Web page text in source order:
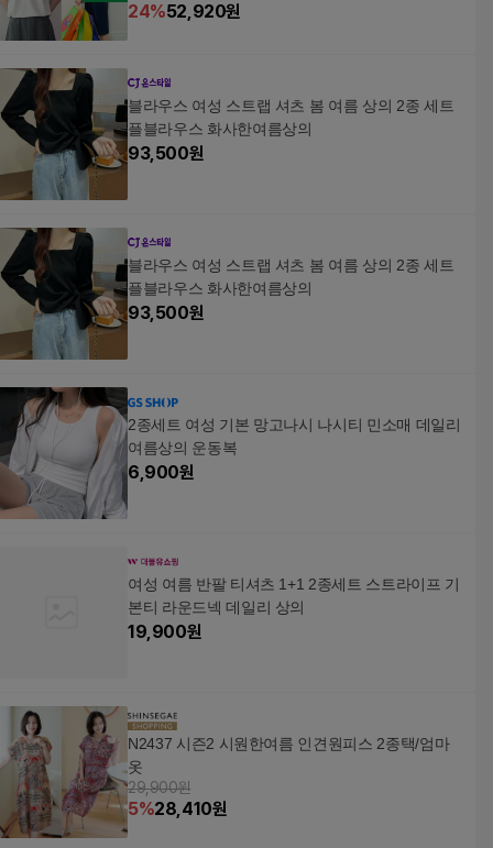
24%52,920원
블라우스 여성 스트랩 셔츠 봄 여름 상의 2종 세트
플블라우스 화사한여름상의
93,500원
블라우스 여성 스트랩 셔츠 봄 여름 상의 2종 세트
플블라우스 화사한여름상의
93,500원
2종세트 여성 기본 망고나시 나시티 민소매 데일리
여름상의 운동복
6,900원
여성 여름 반팔 티셔츠 1+1 2종세트 스트라이프 기
본티 라운드넥 데일리 상의
19,900원
N2437 시즌2 시원한여름 인견원피스 2종택/엄마
옷
29,900원
5%28,410원